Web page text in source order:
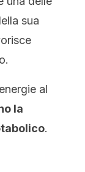
sua
al
la
.